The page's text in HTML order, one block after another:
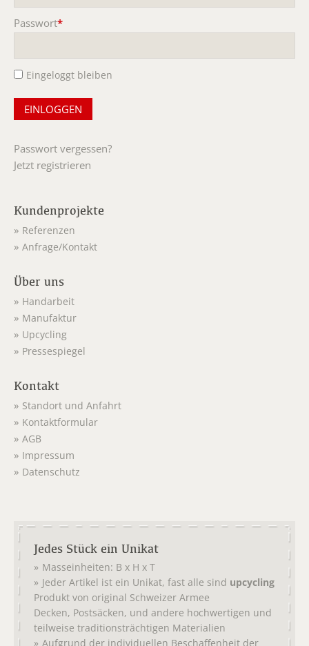
Passwort*
Eingeloggt bleiben
Passwort vergessen?
Jetzt registrieren
Kundenprojekte
Referenzen
Anfrage/Kontakt
Über uns
Handarbeit
Manufaktur
Upcycling
Pressespiegel
Kontakt
Standort und Anfahrt
Kontaktformular
AGB
Impressum
Datenschutz
Jedes Stück ein Unikat
Masseinheiten: B x H x T
Jeder Artikel ist ein Unikat, fast alle sind upcycling
Produkt von original Schweizer Armee
Decken, Postsäcken, und andere hochwertigen und
teilweise traditionsträchtigen Materialien
Aufgrund der individuellen Beschaffenheit der